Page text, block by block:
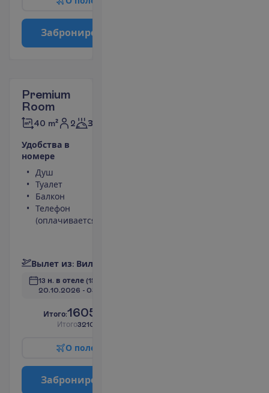
Заброниро
Premium
Room
40 m² 2 Завтраки
Удобства в
номере
Душ
Туалет
Балкон
Телефон
(оплачивается)
Вылет из: Вил
13 н. в отеле (15 н. всего)
20.10.2026 - 03.11.2026
Итого:1605.00
Итого3210.00
О поле
Заброниро